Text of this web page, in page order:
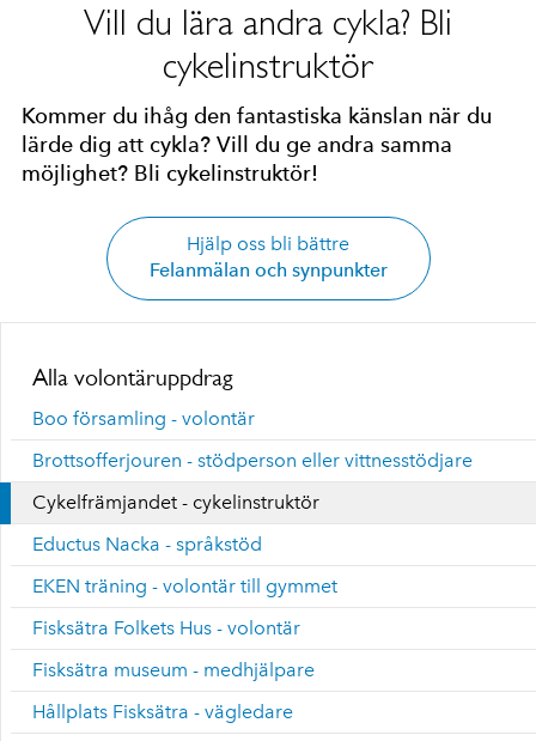
Vill du lära andra cykla? Bli
cykelinstruktör
Kommer du ihåg den fantastiska känslan när du
lärde dig att cykla? Vill du ge andra samma
möjlighet? Bli cykelinstruktör!
Hjälp oss bli bättre
Felanmälan och synpunkter
Alla volontäruppdrag
Boo församling - volontär
Brottsofferjouren - stödperson eller vittnesstödjare
Cykelfrämjandet - cykelinstruktör
Eductus Nacka - språkstöd
EKEN träning - volontär till gymmet
Fisksätra Folkets Hus - volontär
Fisksätra museum - medhjälpare
Hållplats Fisksätra - vägledare